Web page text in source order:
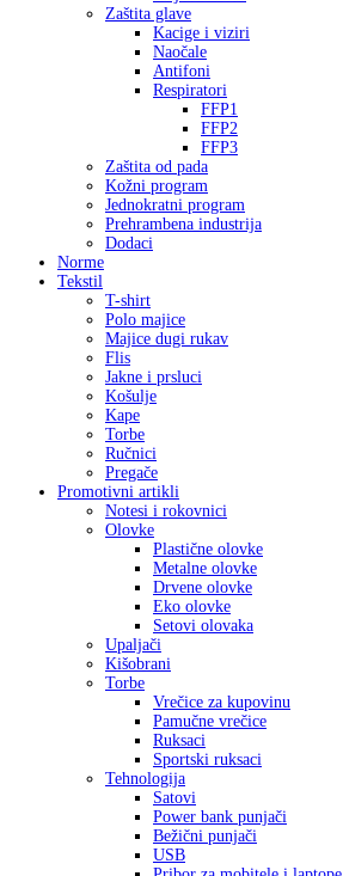
Zaštita glave
Kacige i viziri
Naočale
Antifoni
Respiratori
FFP1
FFP2
FFP3
Zaštita od pada
Kožni program
Jednokratni program
Prehrambena industrija
Dodaci
Norme
Tekstil
T-shirt
Polo majice
Majice dugi rukav
Flis
Jakne i prsluci
Košulje
Kape
Torbe
Ručnici
Pregače
Promotivni artikli
Notesi i rokovnici
Olovke
Plastične olovke
Metalne olovke
Drvene olovke
Eko olovke
Setovi olovaka
Upaljači
Kišobrani
Torbe
Vrečice za kupovinu
Pamučne vrečice
Ruksaci
Sportski ruksaci
Tehnologija
Satovi
Power bank punjači
Bežični punjači
USB